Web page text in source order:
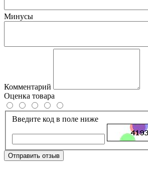
Минусы
Комментарий
Оценка товара
Введите код в поле ниже
Отправить отзыв